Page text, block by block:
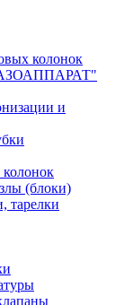
колонок
и
(блоки)
тарелки